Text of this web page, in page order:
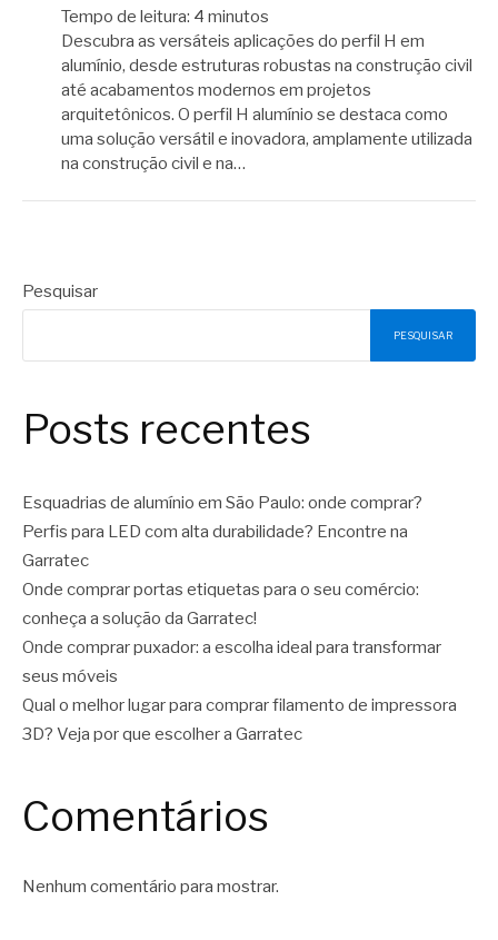
Tempo de leitura: 4 minutos
Descubra as versáteis aplicações do perfil H em
alumínio, desde estruturas robustas na construção civil
até acabamentos modernos em projetos
arquitetônicos. O perfil H alumínio se destaca como
uma solução versátil e inovadora, amplamente utilizada
na construção civil e na…
Pesquisar
PESQUISAR
Posts recentes
Esquadrias de alumínio em São Paulo: onde comprar?
Perfis para LED com alta durabilidade? Encontre na
Garratec
Onde comprar portas etiquetas para o seu comércio:
conheça a solução da Garratec!
Onde comprar puxador: a escolha ideal para transformar
seus móveis
Qual o melhor lugar para comprar filamento de impressora
3D? Veja por que escolher a Garratec
Comentários
Nenhum comentário para mostrar.